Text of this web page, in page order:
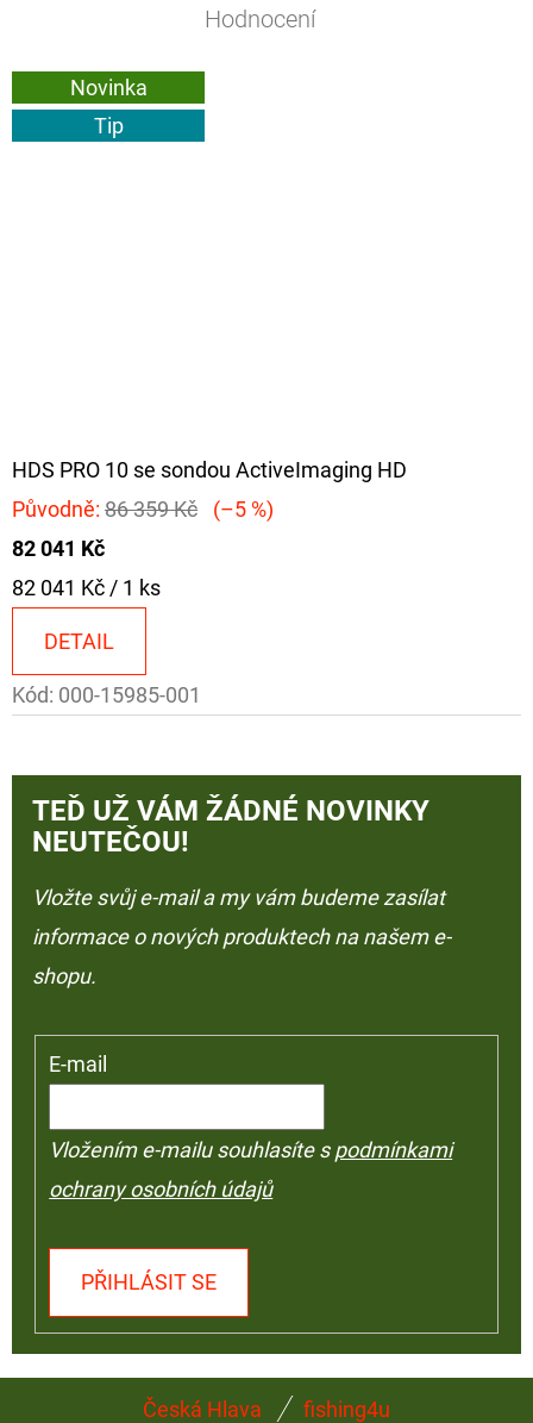
Hodnocení
Novinka
Tip
HDS PRO 10 se sondou ActiveImaging HD
Původně: 86 359 Kč
(–5 %)
82 041 Kč
Měrná
82 041 Kč / 1 ks
DETAIL
Kód: 000-15985-001
TEĎ UŽ VÁM ŽÁDNÉ NOVINKY
NEUTEČOU!
Vložte svůj e-mail a my vám budeme zasílat
informace o nových produktech na našem e-
shopu.
E-mail
Vložením e-mailu souhlasíte spodmínkami
ochrany osobních údajů
PŘIHLÁSIT SE
Česká Hlava fishing4u